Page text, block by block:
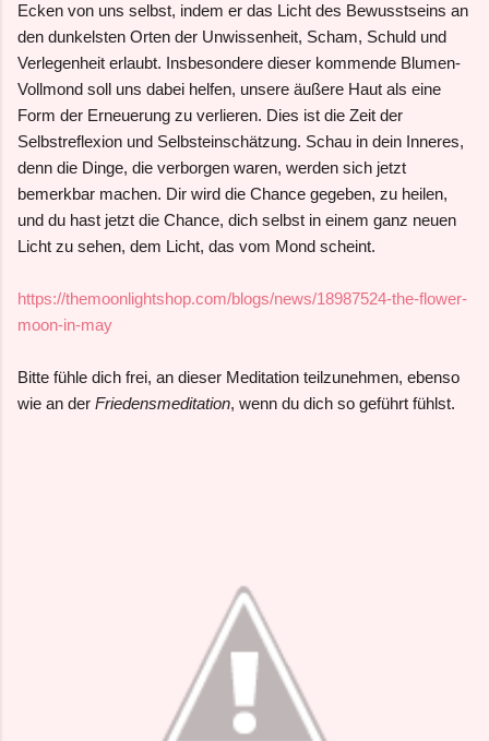
Ecken von uns selbst, indem er das Licht des Bewusstseins an
den dunkelsten Orten der Unwissenheit, Scham, Schuld und
Verlegenheit erlaubt. Insbesondere dieser kommende Blumen-
Vollmond soll uns dabei helfen, unsere äußere Haut als eine
Form der Erneuerung zu verlieren. Dies ist die Zeit der
Selbstreflexion und Selbsteinschätzung. Schau in dein Inneres,
denn die Dinge, die verborgen waren, werden sich jetzt
bemerkbar machen. Dir wird die Chance gegeben, zu heilen,
und du hast jetzt die Chance, dich selbst in einem ganz neuen
Licht zu sehen, dem Licht, das vom Mond scheint.
https://themoonlightshop.com/blogs/news/18987524-the-flower-
moon-in-may
Bitte fühle dich frei, an dieser Meditation teilzunehmen, ebenso
wie an der Friedensmeditation, wenn du dich so geführt fühlst.